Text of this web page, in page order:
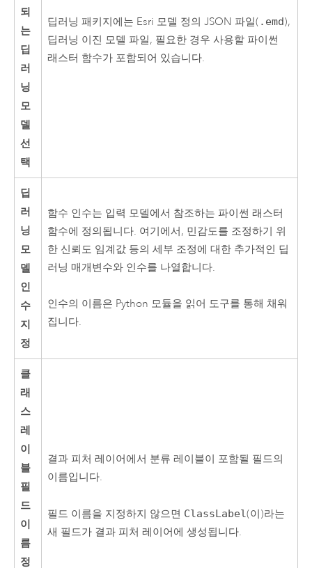
되
는
딥
러
닝
모
델
선
택
딥러닝 패키지에는 Esri 모델 정의 JSON 파일( .emd),
딥러닝 이진 모델 파일, 필요한 경우 사용할 파이썬
래스터 함수가 포함되어 있습니다.
딥
러
닝
모
델
인
수
지
정
함수 인수는 입력 모델에서 참조하는 파이썬 래스터
함수에 정의됩니다. 여기에서, 민감도를 조정하기 위
한 신뢰도 임계값 등의 세부 조정에 대한 추가적인 딥
러닝 매개변수와 인수를 나열합니다.
인수의 이름은 Python 모듈을 읽어 도구를 통해 채워
집니다.
클
래
스
레
이
블
필
드
이
름
정
결과 피처 레이어에서 분류 레이블이 포함될 필드의
이름입니다.
필드 이름을 지정하지 않으면 ClassLabel(이)라는
새 필드가 결과 피처 레이어에 생성됩니다.